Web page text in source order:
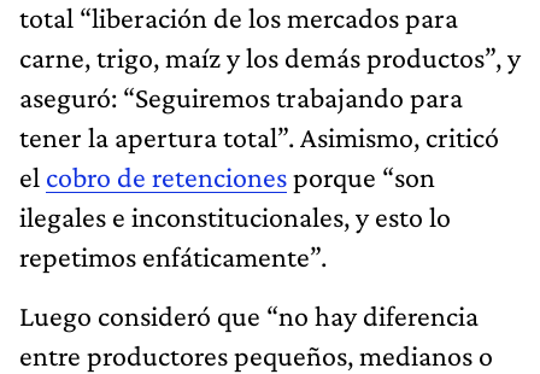
total “liberación de los mercados para
carne, trigo, maíz y los demás productos”, y
aseguró: “Seguiremos trabajando para
tener la apertura total”. Asimismo, criticó
el cobro de retencionesporque “son
ilegales e inconstitucionales, y esto lo
repetimos enfáticamente”.
Luego consideró que “no hay diferencia
entre productores pequeños, medianos o